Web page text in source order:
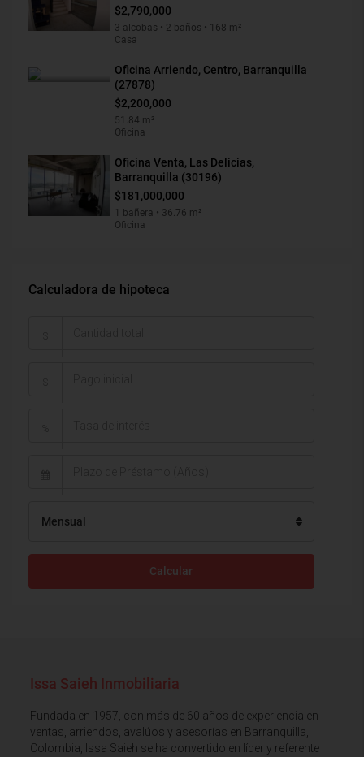
$2,790,000
3 alcobas • 2 baños • 168 m²
Casa
Oficina Arriendo, Centro, Barranquilla
(27878)
$2,200,000
51.84 m²
Oficina
Oficina Venta, Las Delicias,
Barranquilla (30196)
$181,000,000
1 bañera • 36.76 m²
Oficina
Calculadora de hipoteca
Mensual
Calcular
Issa Saieh Inmobiliaria
Fundada en 1957, con más de 60 años de experiencia en
ventas, arriendos, avalúos y asesorías en Barranquilla,
Colombia, Issa Saieh se ha convertido en líder y referente